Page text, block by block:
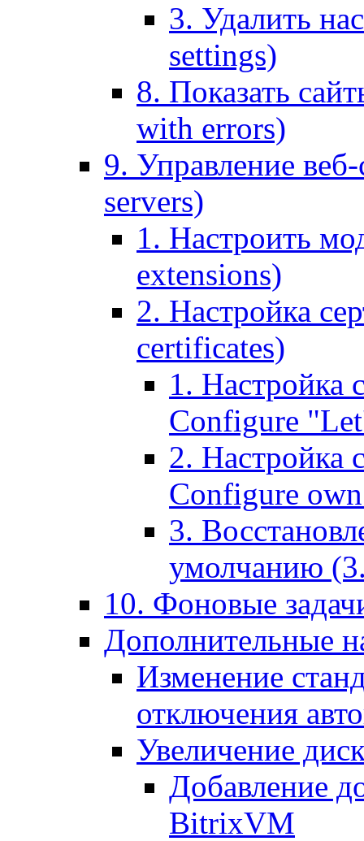
3. Удалить
settings)
8. Показать
with errors)
9. Управление
servers)
1. Настроить
extensions)
2. Настройка
certificates)
1. Настройка
Configure
2. Настройка
Configure
3.
умолчанию
10. Фоновые
Дополнительные
Изменение
отключения
Увеличение
Добавление
BitrixVM